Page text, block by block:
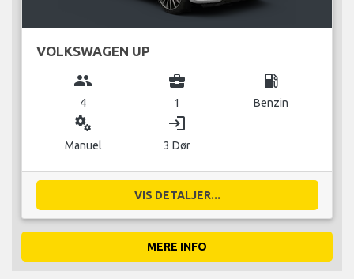
VOLKSWAGEN UP
group
4
business_center
1
local_gas_station
Benzin
miscellaneous_services
Manuel
login
3 Dør
VIS DETALJER...
MERE INFO